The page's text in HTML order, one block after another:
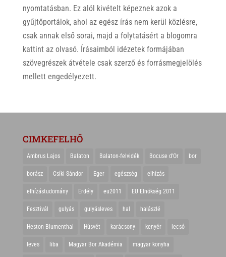
nyomtatásban. Ez alól kivételt képeznek azok a
gyűjtőportálok, ahol az egész írás nem kerül közlésre,
csak annak első sorai, majd a folytatásért a blogomra
kattint az olvasó. Írásaimból idézetek formájában
szövegrészek átvétele csak szerző és forrásmegjelölés
mellett engedélyezett.
CIMKEFELHŐ
Ambrus Lajos Balaton Balaton-felvidék Bocuse d'Or bor
borász Csíki Sándor Eger egészség elhízás
elhízástudomány Erdély eu2011 EU Elnökség 2011
Fesztivál gulyás gulyásleves hal halászlé
Heston Blumenthal Húsvét karácsony kenyér lecsó
leves liba Magyar Bor Akadémia magyar konyha